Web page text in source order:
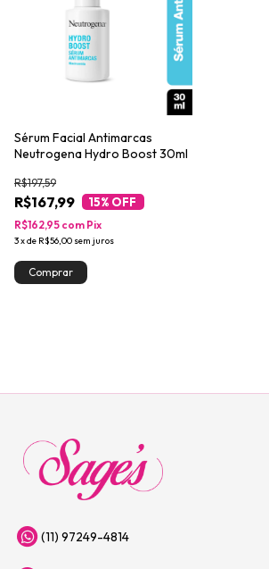
Sérum Facial Antimarcas
Neutrogena Hydro Boost 30ml
R$167,99
R$197,59
15% OFF
3xde R$56,00 sem juros
R$162,95 com Pix
(11) 97249-4814